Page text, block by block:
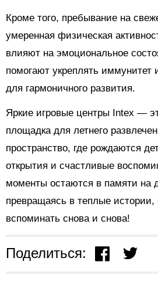
Кроме того, пребывание на
умеренная физическая
влияют на эмоциональное
помогают укреплять иммунитет
для гармоничного развития.
Яркие игровые центры Intex —
площадка для летнего
пространство, где рождаются
открытия и счастливые
моменты остаются в памяти на
превращаясь в теплые истории,
вспоминать снова и снова!
Поделиться: